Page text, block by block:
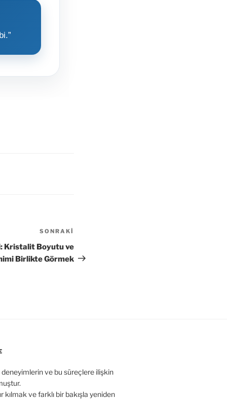
SONRAKI
Kristalit Boyutu ve
Birlikte Görmek
deneyimlerin ve bu süreçlere ilişkin
kılmak ve farklı bir bakışla yeniden